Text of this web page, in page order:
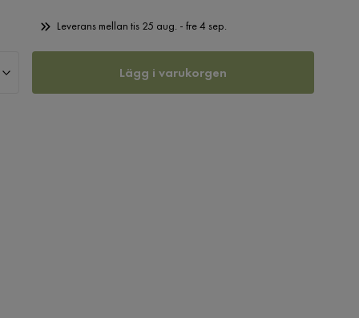
Leverans mellan tis 25 aug. - fre 4 sep.
Lägg i varukorgen